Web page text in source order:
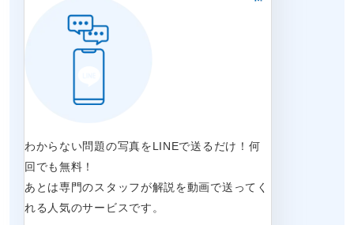
わからない問題の写真をLINEで送るだけ！何
回でも無料！
あとは専門のスタッフが解説を動画で送ってく
れる人気のサービスです。